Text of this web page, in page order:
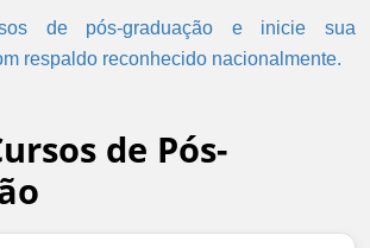
de pós-graduação e inicie sua
respaldo reconhecido nacionalmente.
de Pós-